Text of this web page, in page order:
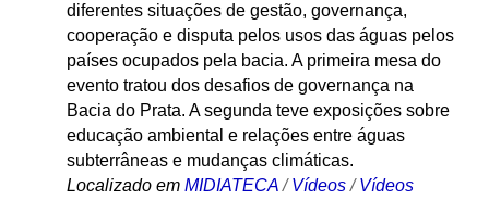
diferentes situações de gestão, governança,
cooperação e disputa pelos usos das águas pelos
países ocupados pela bacia. A primeira mesa do
evento tratou dos desafios de governança na
Bacia do Prata. A segunda teve exposições sobre
educação ambiental e relações entre águas
subterrâneas e mudanças climáticas.
Localizado em MIDIATECA / Vídeos / Vídeos